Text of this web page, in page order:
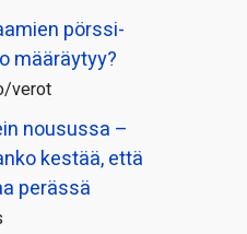
pörssi­
määräytyy?
verot
nousussa –
kestää, että
perässä